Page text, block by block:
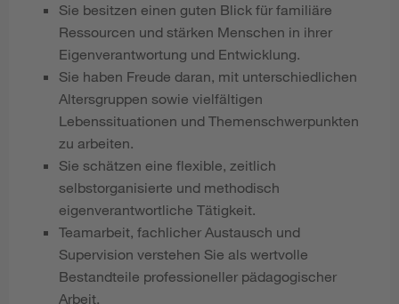
Sie besitzen einen guten Blick für familiäre
Ressourcen und stärken Menschen in ihrer
Eigenverantwortung und Entwicklung.
Sie haben Freude daran, mit unterschiedlichen
Altersgruppen sowie vielfältigen
Lebenssituationen und Themenschwerpunkten
zu arbeiten.
Sie schätzen eine flexible, zeitlich
selbstorganisierte und methodisch
eigenverantwortliche Tätigkeit.
Teamarbeit, fachlicher Austausch und
Supervision verstehen Sie als wertvolle
Bestandteile professioneller pädagogischer
Arbeit.